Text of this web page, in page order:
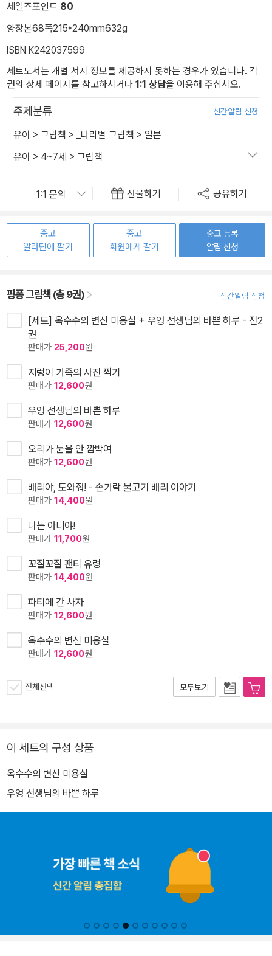
세일즈포인트 80
양장본68쪽215*240mm632g
ISBN K242037599
세트도서는 개별 서지 정보를 제공하지 못하는 경우가 있습니다. 각
권의 상세 페이지를 참고하시거나 1:1 상담을 이용해 주십시오.
주제분류 신간알림 신청
유아 > 그림책 > _나라별 그림책 > 일본
유아 > 4~7세 > 그림책
선물하기 공유하기
중고
알라딘에 팔기
중고
회원에게 팔기
중고 등록
알림 신청
핑퐁 그림책 (총 9권) 신간알림 신청
[세트] 옥수수의 변신 미용실 + 우엉 선생님의 바쁜 하루 - 전2
권
판매가 25,200원
지렁이 가족의 사진 찍기
판매가 12,600원
우엉 선생님의 바쁜 하루
판매가 12,600원
오리가 눈을 안 깜박여
판매가 12,600원
배리야, 도와줘! - 손가락 물고기 배리 이야기
판매가 14,400원
나는 아니야!
판매가 11,700원
꼬질꼬질 팬티 유령
판매가 14,400원
파티에 간 사자
판매가 12,600원
옥수수의 변신 미용실
판매가 12,600원
전체선택 모두보기
이 세트의 구성 상품
옥수수의 변신 미용실
우엉 선생님의 바쁜 하루